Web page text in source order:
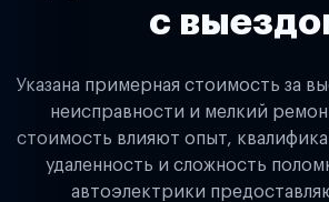
с
Указана примерная стоимость за
неисправности и мелкий
стоимость влияют опыт,
удаленность и сложность
автоэлектрики